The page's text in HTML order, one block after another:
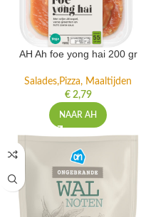
AH Ah foe yong hai 200 gr
Salades,Pizza, Maaltijden
€2,79
NAAR AH